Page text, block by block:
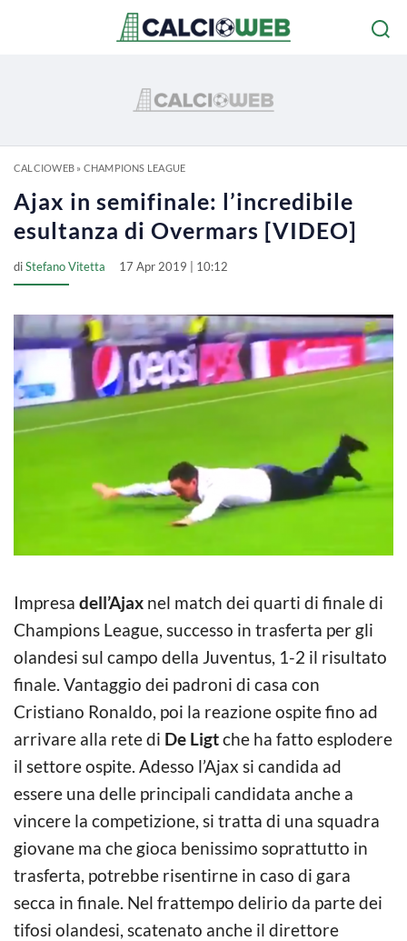
CALCIOWEB» CHAMPIONS LEAGUE
Ajax in semifinale: l’incredibile
esultanza di Overmars [VIDEO]
diStefano Vitetta 17 Apr 2019 | 10:12
Impresa dell’Ajax nel match dei quarti di finale di
Champions League, successo in trasferta per gli
olandesi sul campo della Juventus, 1-2 il risultato
finale. Vantaggio dei padroni di casa con
Cristiano Ronaldo, poi la reazione ospite fino ad
arrivare alla rete di De Ligtche ha fatto esplodere
il settore ospite. Adesso l’Ajax si candida ad
essere una delle principali candidata anche a
vincere la competizione, si tratta di una squadra
giovane ma che gioca benissimo soprattutto in
trasferta, potrebbe risentirne in caso di gara
secca in finale. Nel frattempo delirio da parte dei
tifosi olandesi, scatenato anche il direttore